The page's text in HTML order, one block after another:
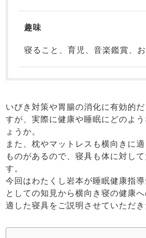
すべてのデザインのパジャマ一
趣味
寝ること、育児、音楽鑑賞、
いびき対策や胃腸の消化に有効的
すが、実際に健康や睡眠にどのよ
ょうか。
また、枕やマットレスも横向きに
ものがあるので、寝具も体に対し
す。
今回はわたくし岩本が睡眠健康指
としての知見から横向き寝の健康
適した寝具をご説明させていただき